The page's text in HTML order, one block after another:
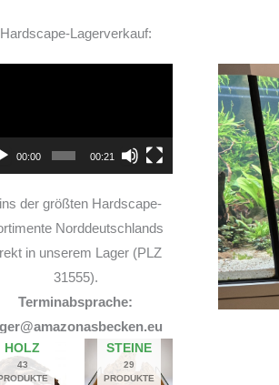
TOP Hardscape im Laden
nette Beratung! Ich bin super Glücklich
A
14. JUNI 2026
Hardscape-Lagerverkauf:
00:00 00:21
der größten Hardscape-
Norddeutschlands
in unserem Lager (PLZ
31555).
Terminabsprache:
HOLZ
43
STEINE
29
PRODUKTE